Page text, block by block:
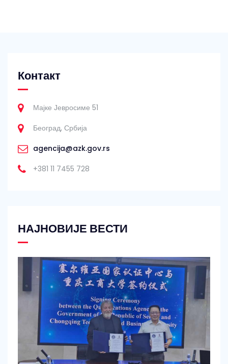
Контакт
Мајке Јевросиме 51
Београд, Србија
agencija@azk.gov.rs
+381 11 7455 728
НАЈНОВИЈЕ ВЕСТИ